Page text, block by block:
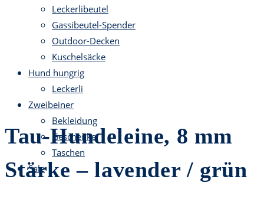
Leckerlibeutel
Gassibeutel-Spender
Outdoor-Decken
Kuschelsäcke
Hund hungrig
Leckerli
Zweibeiner
Bekleidung
Geschenke
Taschen
Sale
Tau-Hundeleine, 8 mm
Stärke – lavender / grün